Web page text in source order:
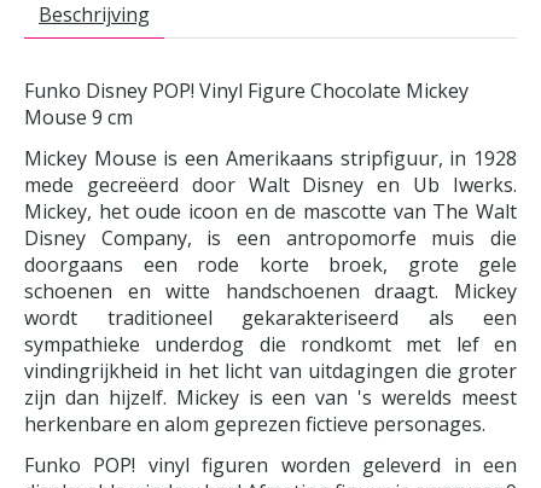
Beschrijving
Funko Disney POP! Vinyl Figure Chocolate Mickey
Mouse 9 cm
Mickey Mouse is een Amerikaans stripfiguur, in 1928
mede gecreëerd door Walt Disney en Ub Iwerks.
Mickey, het oude icoon en de mascotte van The Walt
Disney Company, is een antropomorfe muis die
doorgaans een rode korte broek, grote gele
schoenen en witte handschoenen draagt. Mickey
wordt traditioneel gekarakteriseerd als een
sympathieke underdog die rondkomt met lef en
vindingrijkheid in het licht van uitdagingen die groter
zijn dan hijzelf. Mickey is een van 's werelds meest
herkenbare en alom geprezen fictieve personages.
Funko POP! vinyl figuren worden geleverd in een